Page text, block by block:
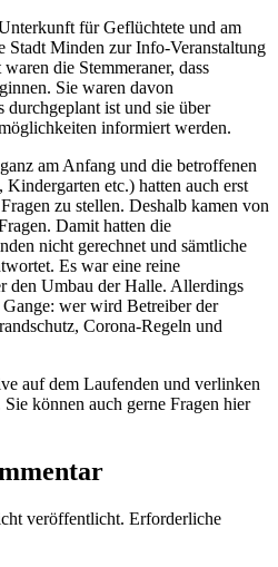
für Geflüchtete und am
Stadt Minden zur Info-Veranstaltung
die Stemmeraner, dass
Sie waren davon
durchgeplant ist und sie über
informiert werden.
am Anfang und die betroffenen
etc.) hatten auch erst
zu stellen. Deshalb kamen von
Damit hatten die
nicht gerechnet und sämtliche
Es war eine reine
den Umbau der Halle. Allerdings
wer wird Betreiber der
Corona-Regeln und
auf dem Laufenden und verlinken
können auch gerne Fragen hier
veröffentlicht. Erforderliche